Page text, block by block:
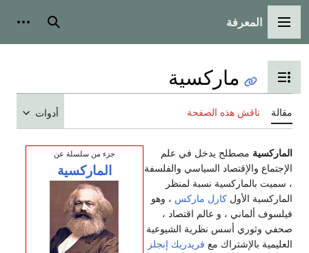
القائمة الرئيسية
المعرفة بحث
تبديل عرض جدول المحتويات
ماركسية
مقالة ناقش هذه الصفحة أدوات
جزء من سلسلة عن
الماركسية
الماركسية مصطلح يدخل في علم
الإجتماع والإقتصاد السياسي والفلسفة
، سميت بالماركسية نسبة لمنظر
الماركسية الأول كارل ماركس ، وهو
فيلسوف ألماني ، و عالم اقتصاد ،
صحفي وثوري أسس نظرية الشيوعية
العليمية بالإشتراك مع فريدريك إنجلز